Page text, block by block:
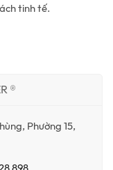
tinh tế.
®
Phường 15,